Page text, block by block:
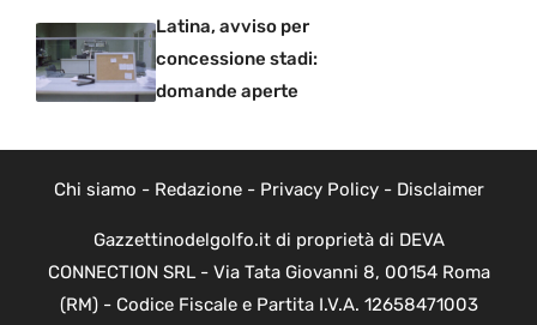
Latina, avviso per
concessione stadi:
domande aperte
Chi siamo - Redazione- Privacy Policy- Disclaimer
Gazzettinodelgolfo.it di proprietà di DEVA
CONNECTION SRL - Via Tata Giovanni 8, 00154 Roma
(RM) - Codice Fiscale e Partita I.V.A. 12658471003